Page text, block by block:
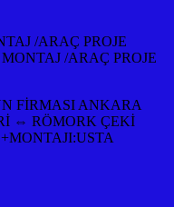
/ARAÇ PROJE
/ARAÇ PROJE
FİRMASI ANKARA
⇔ RÖMORK ÇEKİ